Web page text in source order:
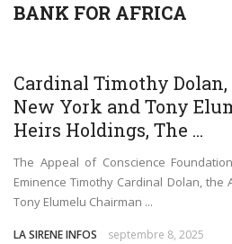
au Cameroun : l’Association
CDHC en parfaite
Environnement : Ecogreen
gouvernement
BANK FOR AFRICA
Cardinal Timothy
New York and Tony
Heirs Holdings, The ...
The Appeal of Conscience
Eminence Timothy Cardinal Dolan, the
Tony Elumelu Chairman ...
LA SIRENE INFOS septembre 8, 2025